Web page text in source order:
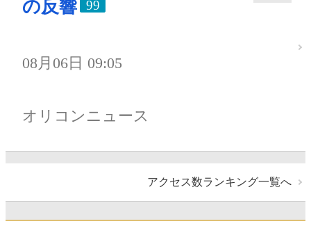
の反響
99
08月06日 09:05
オリコンニュース
アクセス数ランキング一覧へ